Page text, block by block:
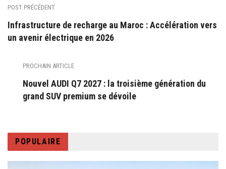
POST PRÉCÉDENT
Infrastructure de recharge au Maroc : Accélération vers
un avenir électrique en 2026
PROCHAIN ARTICLE
Nouvel AUDI Q7 2027 : la troisième génération du
grand SUV premium se dévoile
POPULAIRE